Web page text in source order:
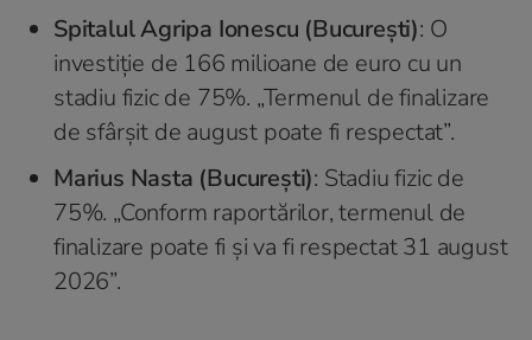
Spitalul Agripa Ionescu (București): O
investiție de 166 milioane de euro cu un
stadiu fizic de 75%. „Termenul de finalizare
de sfârșit de august poate fi respectat”.
Marius Nasta (București): Stadiu fizic de
75%. „Conform raportărilor, termenul de
finalizare poate fi și va fi respectat 31 august
2026”.